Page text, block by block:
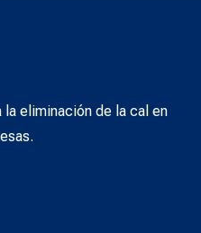
la eliminación de la cal en